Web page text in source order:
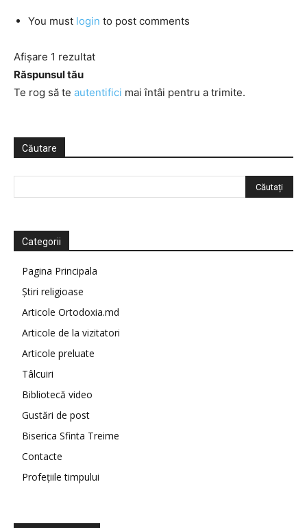
You must login to post comments
Afișare 1 rezultat
Răspunsul tău
Te rog să te autentifici mai întâi pentru a trimite.
Căutare
Categorii
Pagina Principala
Știri religioase
Articole Ortodoxia.md
Articole de la vizitatori
Articole preluate
Tâlcuiri
Bibliotecă video
Gustări de post
Biserica Sfinta Treime
Contacte
Profețiile timpului